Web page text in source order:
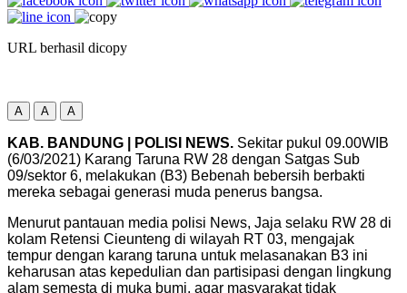
URL berhasil dicopy
A A A
KAB. BANDUNG | POLISI NEWS. Sekitar pukul 09.00WIB
(6/03/2021) Karang Taruna RW 28 dengan Satgas Sub
09/sektor 6, melakukan (B3) Bebenah bebersih berbakti
mereka sebagai generasi muda penerus bangsa.
Menurut pantauan media polisi News, Jaja selaku RW 28 di
kolam Retensi Cieunteng di wilayah RT 03, mengajak
tempur dengan karang taruna untuk melasanakan B3 ini
keharusan atas kepedulian dan partisipasi dengan lingkung
alam semesta di muka bumi, agar masyarakat tidak